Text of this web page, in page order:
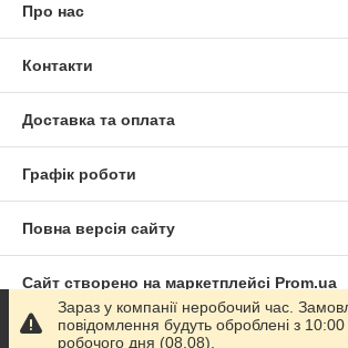
Про нас
Контакти
Доставка та оплата
Графік роботи
Повна версія сайту
Сайт створено на маркетплейсі Prom.ua
Політика конфіденційності
Зараз у компанії неробочий час.
повідомлення будуть оброблені з
робочого дня (08.08).